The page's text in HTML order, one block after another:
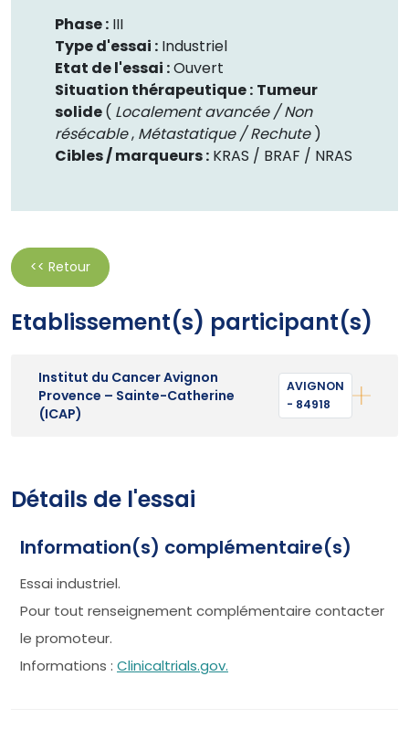
Phase : III
Type d'essai : Industriel
Etat de l'essai :Ouvert
Situation thérapeutique : Tumeur
solide( Localement avancée / Non
résécable, Métastatique / Rechute)
Cibles / marqueurs : KRAS / BRAF / NRAS
<< Retour
Etablissement(s) participant(s)
Institut du Cancer Avignon
Provence – Sainte-Catherine
(ICAP)
AVIGNON
- 84918
Détails de l'essai
Information(s) complémentaire(s)
Essai industriel.
Pour tout renseignement complémentaire contacter
le promoteur.
Informations : Clinicaltrials.gov.